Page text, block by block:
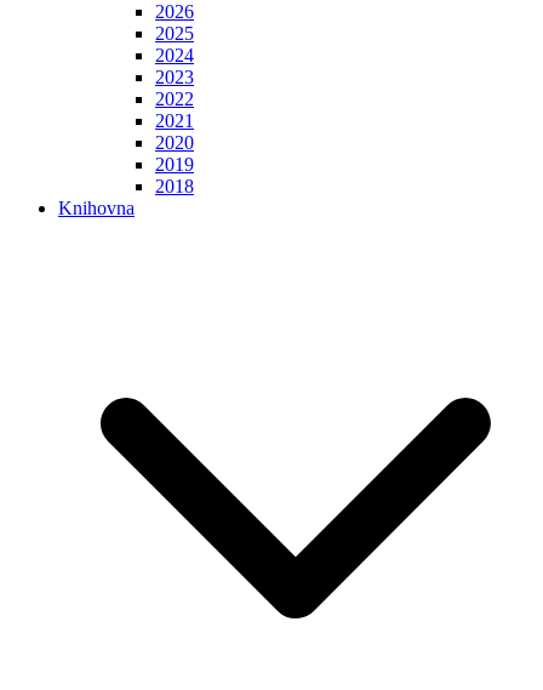
2026
2025
2024
2023
2022
2021
2020
2019
2018
Knihovna